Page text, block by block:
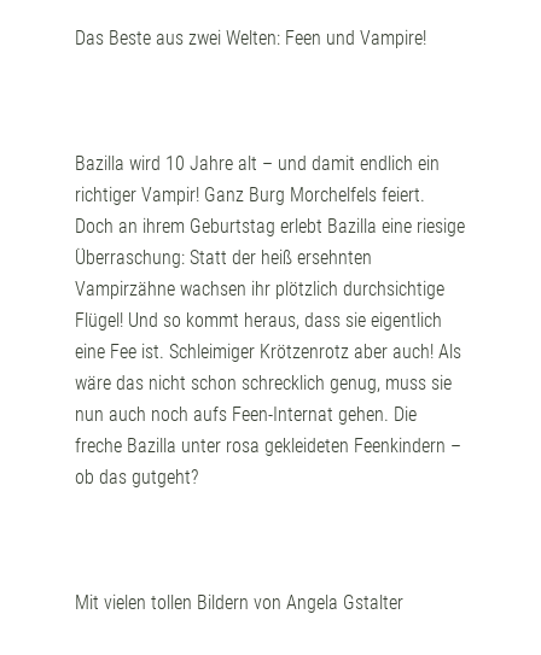
Das Beste aus zwei Welten: Feen und Vampire!
Bazilla wird 10 Jahre alt – und damit endlich ein
richtiger Vampir! Ganz Burg Morchelfels feiert.
Doch an ihrem Geburtstag erlebt Bazilla eine riesige
Überraschung: Statt der heiß ersehnten
Vampirzähne wachsen ihr plötzlich durchsichtige
Flügel! Und so kommt heraus, dass sie eigentlich
eine Fee ist. Schleimiger Krötzenrotz aber auch! Als
wäre das nicht schon schrecklich genug, muss sie
nun auch noch aufs Feen-Internat gehen. Die
freche Bazilla unter rosa gekleideten Feenkindern –
ob das gutgeht?
Mit vielen tollen Bildern von Angela Gstalter